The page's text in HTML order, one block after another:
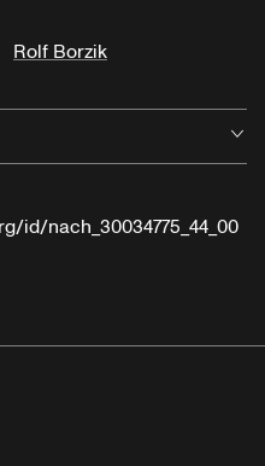
Rolf Borzik
id/nach_30034775_44_00